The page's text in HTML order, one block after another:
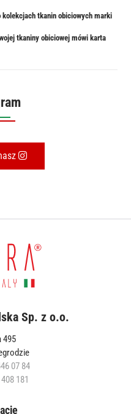
tkanin obiciowych marki
tkaniny obiciowej mówi karta
Sp. z o.o.
495
07 84
181